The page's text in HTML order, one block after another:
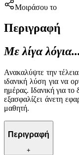
Μοιράσου το
Περιγραφή
Με λίγα λόγια...
Ανακαλύψτε την
ιδανική λύση για να
ημέρας. Ιδανική για
εξασφαλίζει άνετη
μαθητή.
Περιγραφή
+